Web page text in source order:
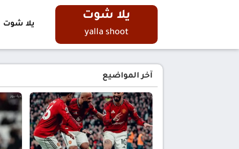
يلا شوت
yalla shoot
يلا شوت
آخر المواضيع